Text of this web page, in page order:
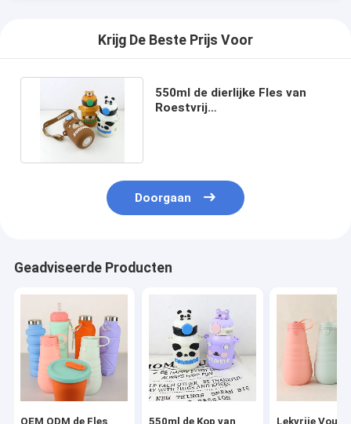
Krijg De Beste Prijs Voor
550ml de dierlijke Fles van
Roestvrij
Doorgaan
Geadviseerde Producten
OEM ODM de Fles 550ml de Kop van Lekvrije